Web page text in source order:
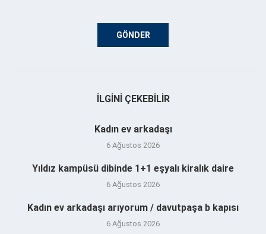
İLGINI ÇEKEBILIR
Kadın ev arkadaşı
6 Ağustos 2026
Yıldız kampüsü dibinde 1+1 eşyalı kiralık daire
6 Ağustos 2026
Kadın ev arkadaşı arıyorum / davutpaşa b kapısı
6 Ağustos 2026